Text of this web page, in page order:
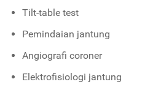
Tilt-table test
Pemindaian jantung
Angiografi coroner
Elektrofisiologi jantung